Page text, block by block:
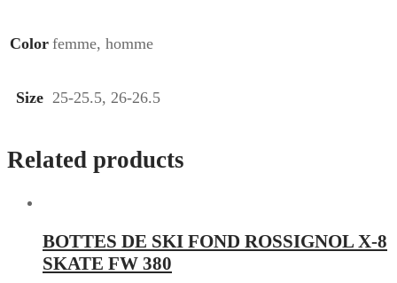
Color femme, homme
Size 25-25.5, 26-26.5
Related products
BOTTES DE SKI FOND ROSSIGNOL X-8
SKATE FW 380